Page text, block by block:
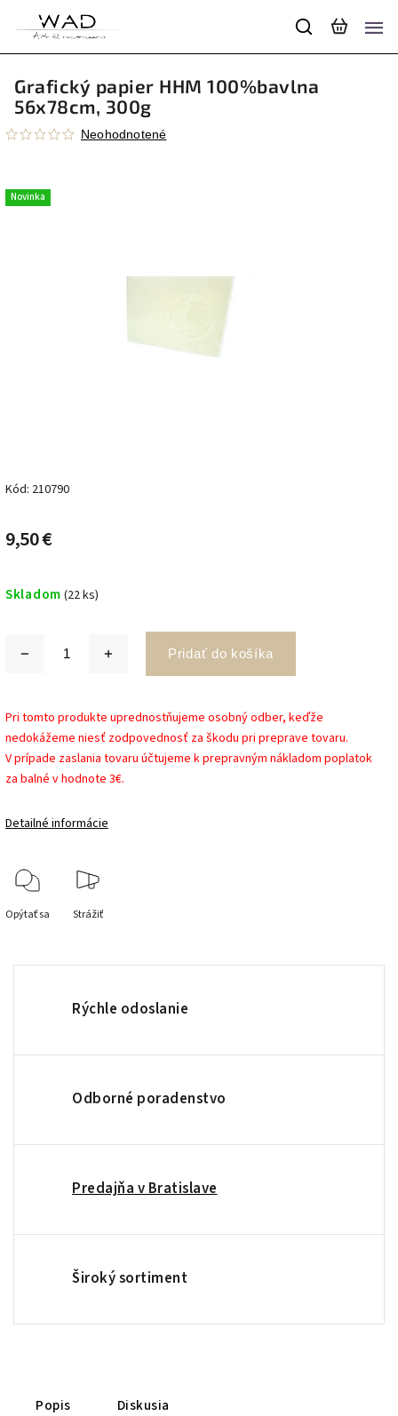
Grafický papier HHM 100%bavlna
56x78cm, 300g
Neohodnotené
Novinka
Kód: 210790
9,50 €
Skladom (22 ks)
Pridať do košíka
Pri tomto produkte uprednostňujeme osobný odber, keďže
nedokážeme niesť zodpovednosť za škodu pri preprave tovaru.
V prípade zaslania tovaru účtujeme k prepravným nákladom poplatok
za balné v hodnote 3€.
Detailné informácie
Opýtať sa Strážiť
Rýchle odoslanie
Odborné poradenstvo
Predajňa v Bratislave
Široký sortiment
Popis Diskusia